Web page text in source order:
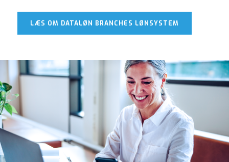
LÆS OM DATALØN BRANCHES LØNSYSTEM